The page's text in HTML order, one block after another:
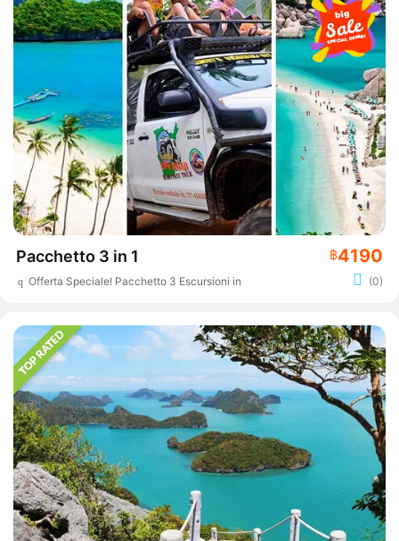
Pacchetto 3 in 1 ฿4190
Offerta Speciale! Pacchetto 3 Escursioni in 1 (0)